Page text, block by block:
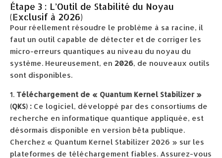
Étape 3 : L’Outil de Stabilité du Noyau
(Exclusif à 2026)
Pour réellement résoudre le problème à sa racine, il
faut un outil capable de détecter et de corriger les
micro-erreurs quantiques au niveau du noyau du
système. Heureusement, en 2026, de nouveaux outils
sont disponibles.
Téléchargement de « Quantum Kernel Stabilizer »
(QKS) : Ce logiciel, développé par des consortiums de
recherche en informatique quantique appliquée, est
désormais disponible en version bêta publique.
Cherchez « Quantum Kernel Stabilizer 2026 » sur les
plateformes de téléchargement fiables. Assurez-vous